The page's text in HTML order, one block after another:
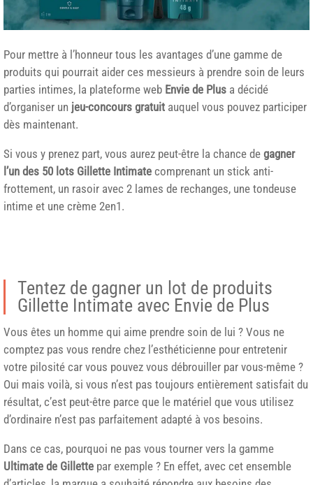
Pour mettre à l’honneur tous les avantages d’une gamme de
produits qui pourrait aider ces messieurs à prendre soin de leurs
parties intimes, la plateforme web Envie de Plus a décidé
d’organiser un jeu-concours gratuit auquel vous pouvez participer
dès maintenant.
Si vous y prenez part, vous aurez peut-être la chance de gagner
l’un des 50 lots Gillette Intimate comprenant un stick anti-
frottement, un rasoir avec 2 lames de rechanges, une tondeuse
intime et une crème 2en1.
Tentez de gagner un lot de produits
Gillette Intimate avec Envie de Plus
Vous êtes un homme qui aime prendre soin de lui ? Vous ne
comptez pas vous rendre chez l’esthéticienne pour entretenir
votre pilosité car vous pouvez vous débrouiller par vous-même ?
Oui mais voilà, si vous n’est pas toujours entièrement satisfait du
résultat, c’est peut-être parce que le matériel que vous utilisez
d’ordinaire n’est pas parfaitement adapté à vos besoins.
Dans ce cas, pourquoi ne pas vous tourner vers la gamme
Ultimate de Gillette par exemple ? En effet, avec cet ensemble